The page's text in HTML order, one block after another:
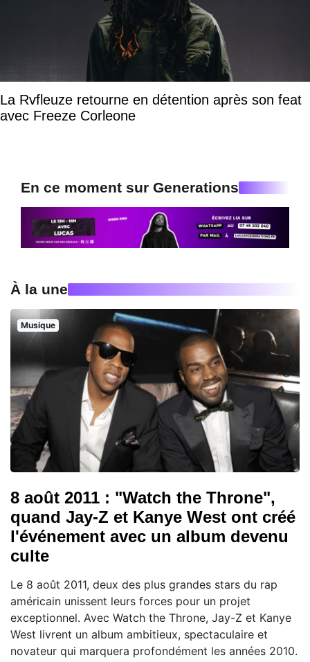
La Rvfleuze retourne en détention après son feat
avec Freeze Corleone
En ce moment sur Generations
À la une
Musique
8 août 2011 : "Watch the Throne",
quand Jay-Z et Kanye West ont créé
l'événement avec un album devenu
culte
Le 8 août 2011, deux des plus grandes stars du rap
américain unissent leurs forces pour un projet
exceptionnel. Avec Watch the Throne, Jay-Z et Kanye
West livrent un album ambitieux, spectaculaire et
novateur qui marquera profondément les années 2010.